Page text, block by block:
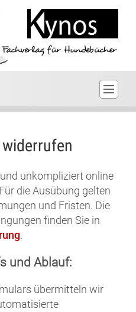
unkompliziert online
die Ausübung gelten
und Fristen. Die
finden Sie in
.
und Ablauf:
übermitteln wir